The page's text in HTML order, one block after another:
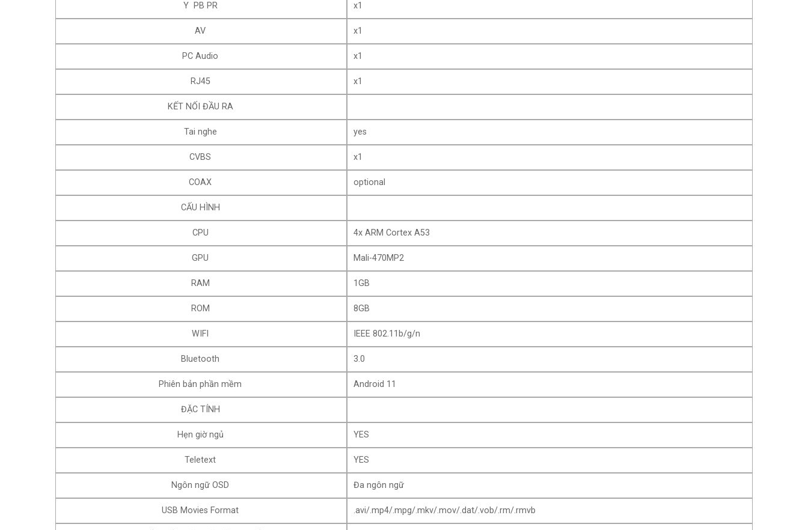
Y PB PR x1
AV x1
PC Audio x1
RJ45 x1
KẾT NỐI ĐẦU RA
Tai nghe yes
CVBS x1
COAX optional
CẤU HÌNH
CPU 4x ARM Cortex A53
GPU Mali-470MP2
RAM 1GB
ROM 8GB
WIFI IEEE 802.11b/g/n
Bluetooth 3.0
Phiên bản phần mềm Android 11
ĐẶC TÍNH
Hẹn giờ ngủ YES
Teletext YES
Ngôn ngữ OSD Đa ngôn ngữ
USB Movies Format .avi/.mp4/.mpg/.mkv/.mov/.dat/.vob/.rm/.rmvb